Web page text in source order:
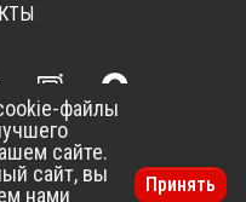
–Vladweb
файлы
сайте.
сайт, вы
нами
Принять